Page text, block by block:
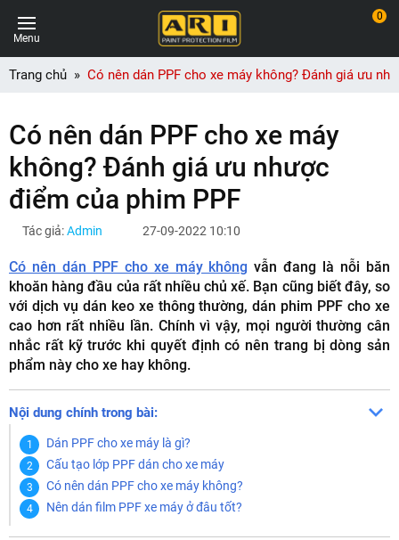
Menu
0
Trang chủ Có nên dán PPF cho xe máy không? Đánh giá ưu
Có nên dán PPF cho xe máy
không? Đánh giá ưu nhược
điểm của phim PPF
Tác giả:Admin 27-09-2022 10:10
Có nên dán PPF cho xe máy không vẫn đang là nỗi băn
khoăn hàng đầu của rất nhiều chủ xế. Bạn cũng biết đây, so
với dịch vụ dán keo xe thông thường, dán phim PPF cho xe
cao hơn rất nhiều lần. Chính vì vậy, mọi người thường cân
nhắc rất kỹ trước khi quyết định có nên trang bị dòng sản
phẩm này cho xe hay không.
Nội dung chính trong bài:
Dán PPF cho xe máy là gì?
Cấu tạo lớp PPF dán cho xe máy
Có nên dán PPF cho xe máy không?
Nên dán film PPF xe máy ở đâu tốt?